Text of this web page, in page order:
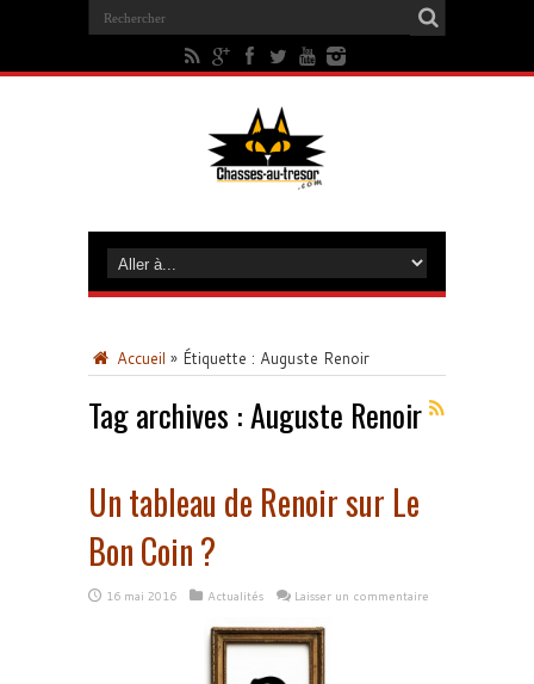
Accueil » Étiquette : Auguste Renoir
Tag archives :Auguste Renoir
Un tableau de Renoir sur Le
Bon Coin ?
16 mai 2016 Actualités Laisser un commentaire